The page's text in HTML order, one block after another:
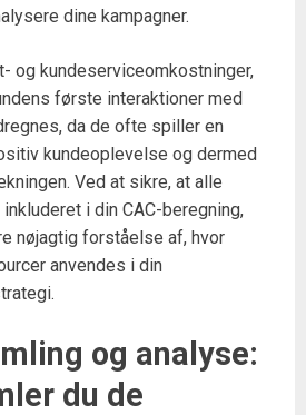
dine kampagner.
og kundeserviceomkostninger,
første interaktioner med
da de ofte spiller en
kundeoplevelse og dermed
Ved at sikre, at alle
i din CAC-beregning,
nøjagtig forståelse af, hvor
anvendes i din
og analyse:
du de